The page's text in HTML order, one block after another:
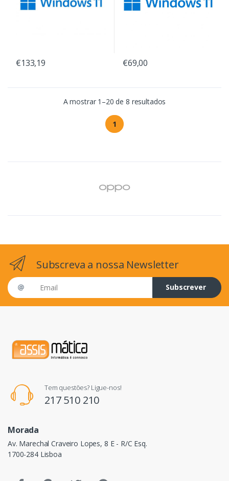
€133,19 €69,00
A mostrar 1–20 de 8 resultados
1
Subscreva a nossa Newsletter
Email address
Subscrever
Tem questões? Ligue-nos!
217 510 210
Morada
Av. Marechal Craveiro Lopes, 8 E - R/C Esq.
1700-284 Lisboa